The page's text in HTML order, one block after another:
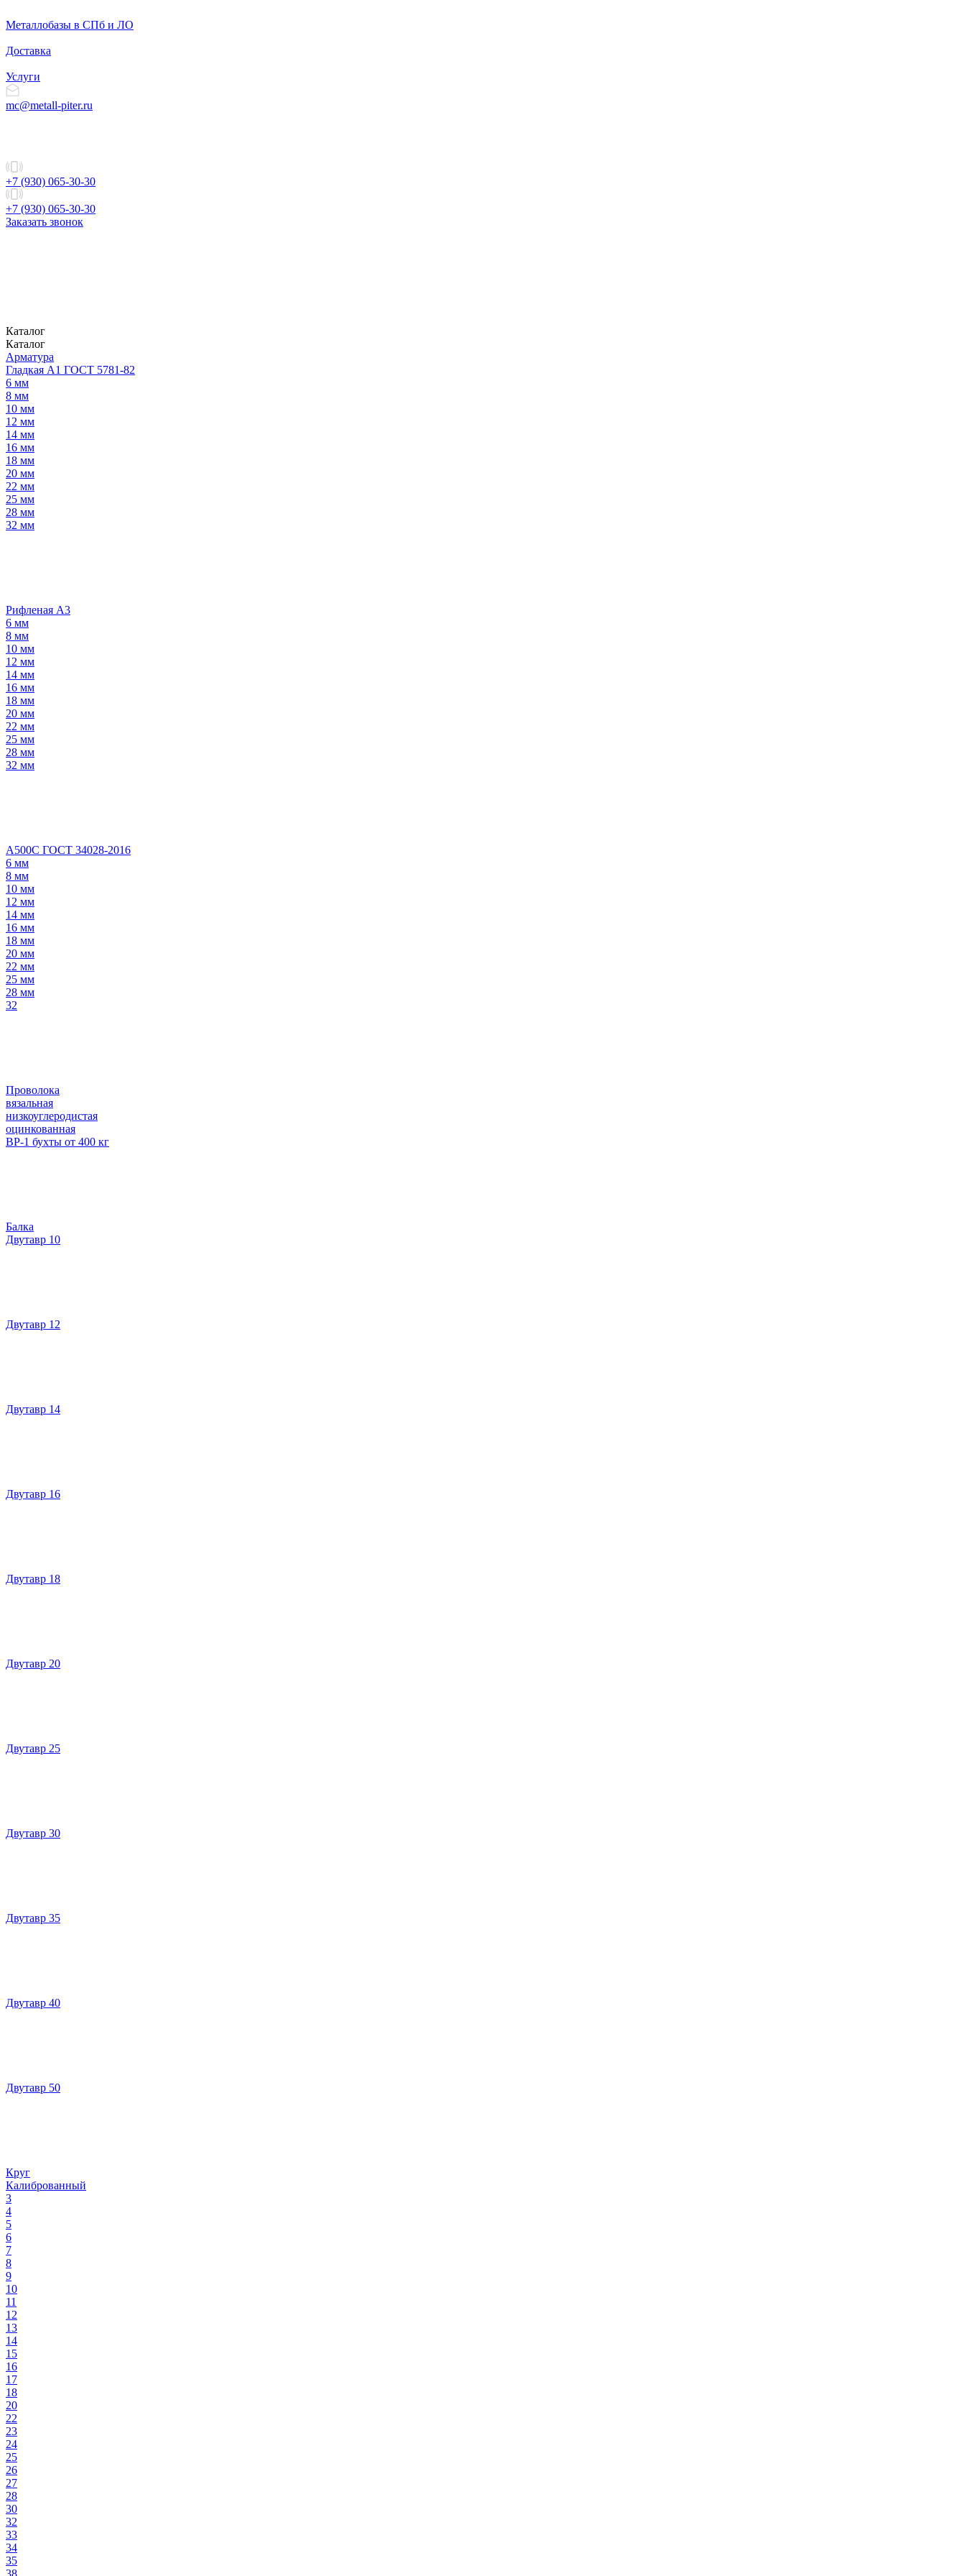
Металлобазы в СПб и ЛО
Доставка
Услуги
mc@metall-piter.ru
+7 (930) 065-30-30
+7 (930) 065-30-30
Заказать звонок
Каталог
Каталог
Арматура
Гладкая А1 ГОСТ 5781-82
6 мм
8 мм
10 мм
12 мм
14 мм
16 мм
18 мм
20 мм
22 мм
25 мм
28 мм
32 мм
Рифленая А3
6 мм
8 мм
10 мм
12 мм
14 мм
16 мм
18 мм
20 мм
22 мм
25 мм
28 мм
32 мм
А500С ГОСТ 34028-2016
6 мм
8 мм
10 мм
12 мм
14 мм
16 мм
18 мм
20 мм
22 мм
25 мм
28 мм
32
Проволока
вязальная
низкоуглеродистая
оцинкованная
ВР-1 бухты от 400 кг
Балка
Двутавр 10
Двутавр 12
Двутавр 14
Двутавр 16
Двутавр 18
Двутавр 20
Двутавр 25
Двутавр 30
Двутавр 35
Двутавр 40
Двутавр 50
Круг
Калиброванный
3
4
5
6
7
8
9
10
11
12
13
14
15
16
17
18
20
22
23
24
25
26
27
28
30
32
33
34
35
38